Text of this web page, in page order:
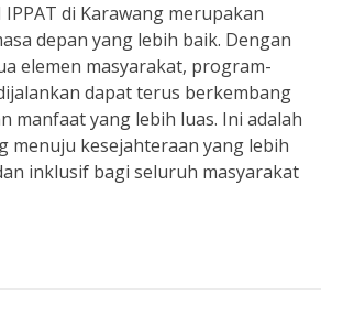
di Karawang merupakan
depan yang lebih baik. Dengan
elemen masyarakat, program-
dapat terus berkembang
manfaat yang lebih luas. Ini adalah
menuju kesejahteraan yang lebih
inklusif bagi seluruh masyarakat